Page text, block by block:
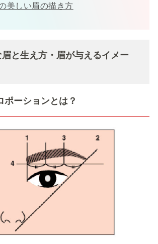
美しい眉の描き方
と生え方・眉が与えるイメー
ポーションとは？